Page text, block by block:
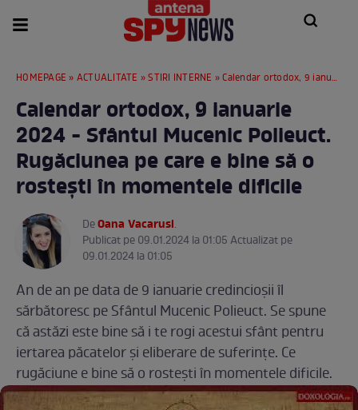
HOMEPAGE » ACTUALITATE »STIRI INTERNE » Calendar ortodox, 9 ianuarie 2024 - Sfântul Mucenic Polieuct. Rugăciunea pe care e bine să o rostești în momentele dificile
Calendar ortodox, 9 ianuarie
2024 - Sfântul Mucenic Polieuct.
Rugăciunea pe care e bine să o
rostești în momentele dificile
DeOana Vacarusi.
Publicat pe 09.01.2024 la 01:05 Actualizat pe
09.01.2024 la 01:05
An de an pe data de 9 ianuarie credincioșii îl
sărbătoresc pe Sfântul Mucenic Polieuct. Se spune
că astăzi este bine să i te rogi acestui sfânt pentru
iertarea păcatelor și eliberare de suferințe. Ce
rugăciune e bine să o rostești în momentele dificile.